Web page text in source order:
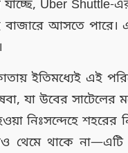
যাচ্ছে, Uber
বাজারে আসতে
ইতিমধ্যেই এই
যা উবের সাটেলের
নিঃসন্দেহে শহরের
থেমে থাকে